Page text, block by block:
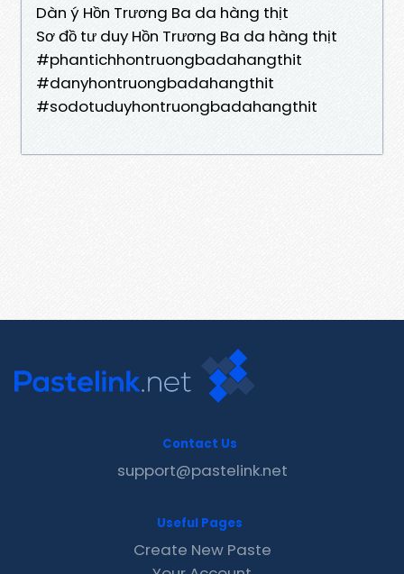
Dàn ý Hồn Trương Ba da hàng thịt
Sơ đồ tư duy Hồn Trương Ba da hàng thịt
#phantichhontruongbadahangthit
#danyhontruongbadahangthit
#sodotuduyhontruongbadahangthit
Contact Us
support@pastelink.net
Useful Pages
Create New Paste